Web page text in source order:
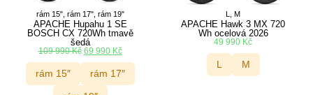
rám 15", rám 17", rám 19"
APACHE Hupahu 1 SE
BOSCH CX 720Wh tmavě
šedá
109 990Kč 69 990 Kč
rám 15″ rám 17″
L, M
APACHE Hawk 3 MX 720
Wh ocelová 2026
49 990 Kč
L M